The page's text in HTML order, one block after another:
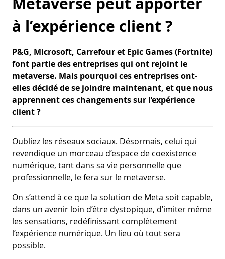
à l’expérience client ?
P&G, Microsoft, Carrefour et Epic Games (Fortnite)
font partie des entreprises qui ont rejoint le
metaverse. Mais pourquoi ces entreprises ont-
elles décidé de se joindre maintenant, et que nous
apprennent ces changements sur l’expérience
client ?
Oubliez les réseaux sociaux. Désormais, celui qui
revendique un morceau d’espace de coexistence
numérique, tant dans sa vie personnelle que
professionnelle, le fera sur le metaverse.
On s’attend à ce que la solution de Meta soit capable,
dans un avenir loin d’être dystopique, d’imiter même
les sensations, redéfinissant complètement
l’expérience numérique. Un lieu où tout sera
possible.